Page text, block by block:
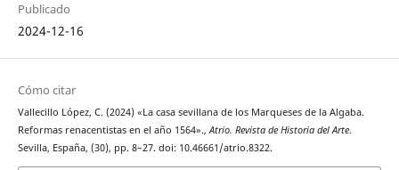
Publicado
2024-12-16
Cómo citar
Vallecillo López, C. (2024) «La casa sevillana de los Marqueses de la Algaba.
Reformas renacentistas en el año 1564».,Atrio. Revista de Historia del Arte.
Sevilla, España, (30), pp. 8–27. doi: 10.46661/atrio.8322.